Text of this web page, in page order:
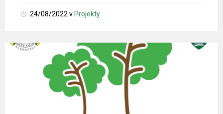
24/08/2022v Projekty